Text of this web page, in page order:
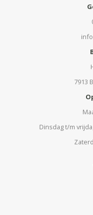
7913
Dinsdag t/m